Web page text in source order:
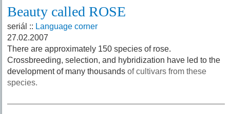
Beauty called ROSE
seriál :: Language corner
27.02.2007
There are approximately 150 species of rose.
Crossbreeding, selection, and hybridization have led to the
development of many thousandsof cultivars from these
species.